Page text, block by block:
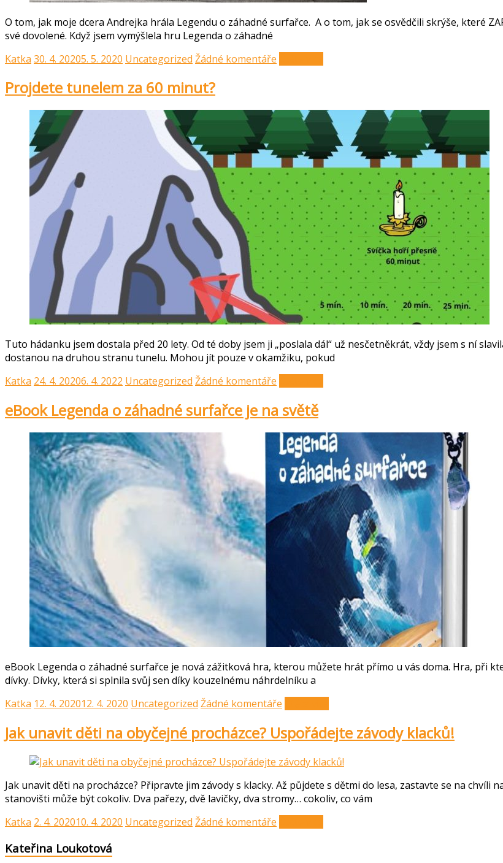
O tom, jak moje dcera Andrejka hrála Legendu o záhadné surfařce. A o tom, jak se osvědčili skrýše, které
své dovolené. Když jsem vymýšlela hru Legenda o záhadné
Katka 30. 4. 20205. 5. 2020 Uncategorized Žádné komentáře
Projdete tunelem za 60 minut?
Tuto hádanku jsem dostala před 20 lety. Od té doby jsem ji „poslala dál“ už nesčetněkrát, vždy jsem s ní
dostanou na druhou stranu tunelu. Mohou jít pouze v okamžiku, pokud
Katka 24. 4. 20206. 4. 2022 Uncategorized Žádné komentáře
eBook Legenda o záhadné surfařce je na světě
eBook Legenda o záhadné surfařce je nová zážitková hra, kterou můžete hrát přímo u vás doma. Hra, při
dívky. Dívky, která si splnila svůj sen díky kouzelnému náhrdelníku a
Katka 12. 4. 202012. 4. 2020 Uncategorized Žádné komentáře
Jak unavit děti na obyčejné procházce? Uspořádejte závody klacků!
Jak unavit děti na procházce? Připravte jim závody s klacky. Až půjdete s dětmi do lesa, zastavte se na
stanovišti může být cokoliv. Dva pařezy, dvě lavičky, dva stromy… cokoliv, co vám
Katka 2. 4. 202010. 4. 2020 Uncategorized Žádné komentáře
Kateřina Loukotová